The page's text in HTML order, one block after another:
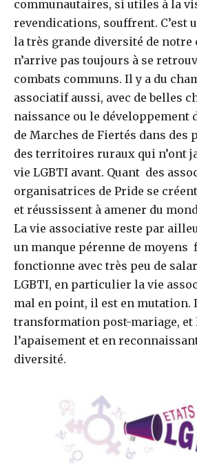
communautaires, si utiles à la
revendications, souffrent. C’est
la très grande diversité de notre
n’arrive pas toujours à se
combats communs. Il y a du
associatif aussi, avec de belles
naissance ou le développement
de Marches de Fiertés dans des
des territoires ruraux qui n’ont
vie LGBTI avant. Quant des
organisatrices de Pride se
et réussissent à amener du
La vie associative reste par
un manque pérenne de moyens
fonctionne avec très peu de
LGBTI, en particulier la vie
mal en point, il est en mutation.
transformation post-mariage, et
l’apaisement et en
diversité.